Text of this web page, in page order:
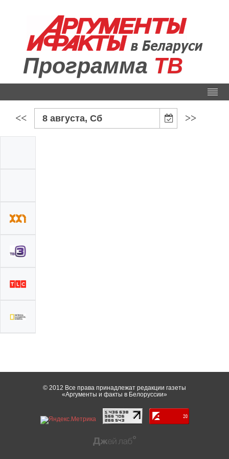
Программа ТВ
<< 8 августа, Сб >>
© 2012 Все права принадлежат редакции газеты
«Аргументы и факты в Белоруссии»